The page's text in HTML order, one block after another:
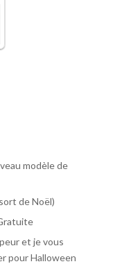
modèle de
de Noël)
et je vous
pour Halloween